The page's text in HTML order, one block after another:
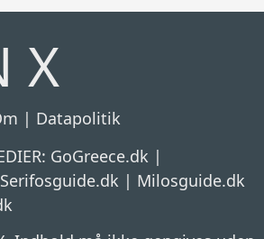
X
| Datapolitik
GoGreece.dk |
Serifosguide.dk | Milosguide.dk